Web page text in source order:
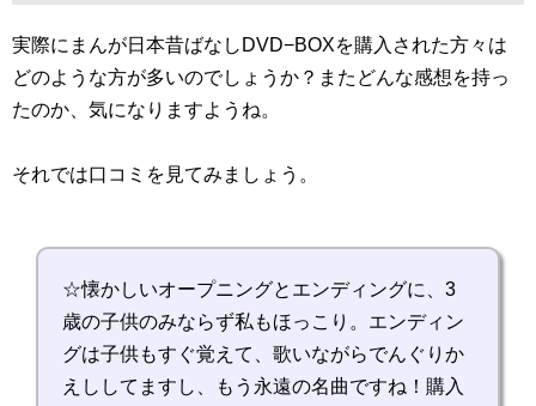
実際にまんが日本昔ばなしDVD−BOXを購入された方々は
どのような方が多いのでしょうか？またどんな感想を持っ
たのか、気になりますようね。
それでは口コミを見てみましょう。
☆懐かしいオープニングとエンディングに、3
歳の子供のみならず私もほっこり。エンディン
グは子供もすぐ覚えて、歌いながらでんぐりか
えししてますし、もう永遠の名曲ですね！購入